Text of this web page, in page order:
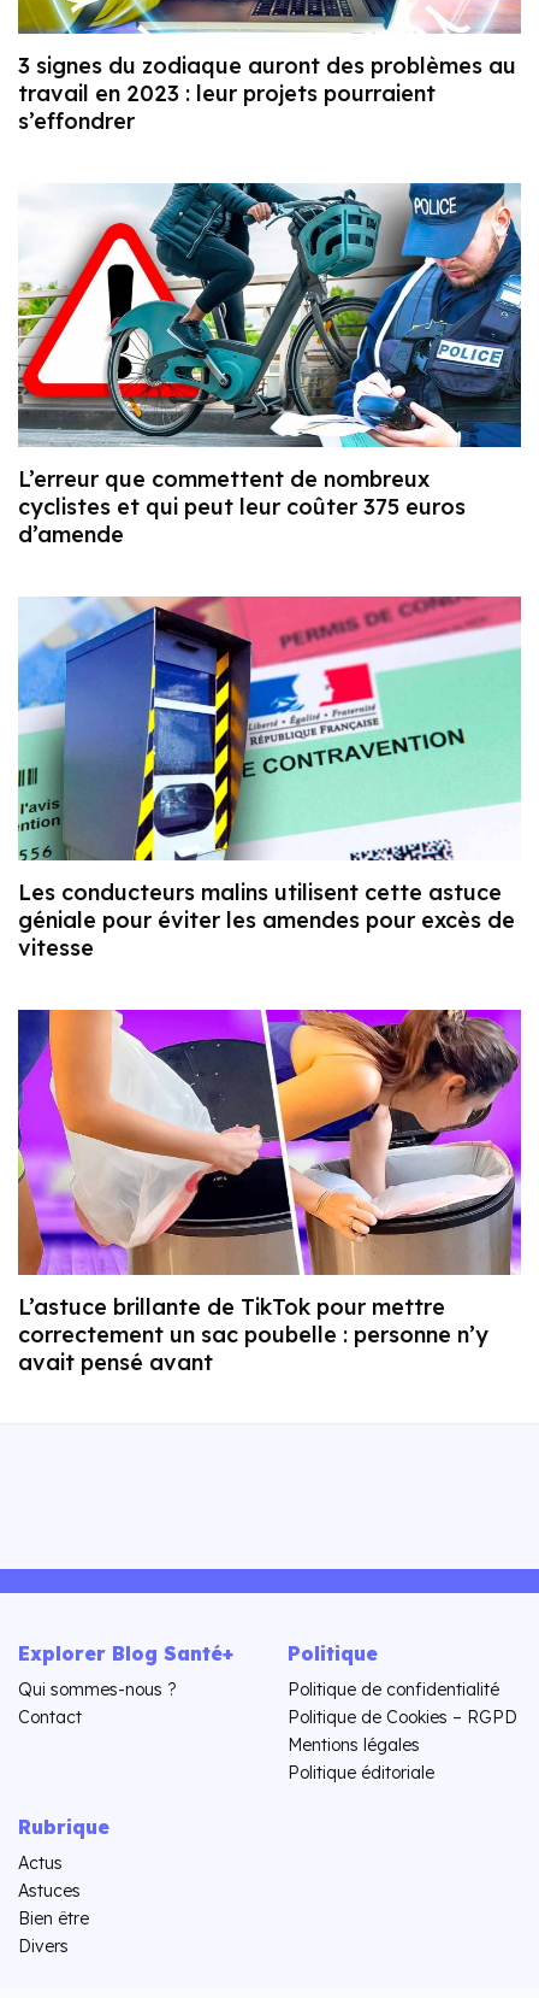
3 signes du zodiaque auront des problèmes au
travail en 2023 : leur projets pourraient
s’effondrer
L’erreur que commettent de nombreux
cyclistes et qui peut leur coûter 375 euros
d’amende
Les conducteurs malins utilisent cette astuce
géniale pour éviter les amendes pour excès de
vitesse
L’astuce brillante de TikTok pour mettre
correctement un sac poubelle : personne n’y
avait pensé avant
Explorer Blog Santé+
Qui sommes-nous ?
Contact
Politique
Politique de confidentialité
Politique de Cookies – RGPD
Mentions légales
Politique éditoriale
Rubrique
Actus
Astuces
Bien être
Divers